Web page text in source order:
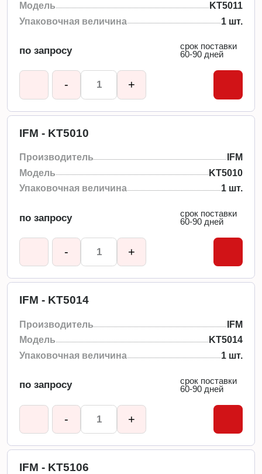
Модель
KT5011
Упаковочная величина
1 шт.
по запросу
срок поставки
60-90 дней
- +
IFM - KT5010
Производитель
IFM
Модель
KT5010
Упаковочная величина
1 шт.
по запросу
срок поставки
60-90 дней
- +
IFM - KT5014
Производитель
IFM
Модель
KT5014
Упаковочная величина
1 шт.
по запросу
срок поставки
60-90 дней
- +
IFM - KT5106